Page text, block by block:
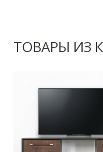
ТОВАРЫ ИЗ